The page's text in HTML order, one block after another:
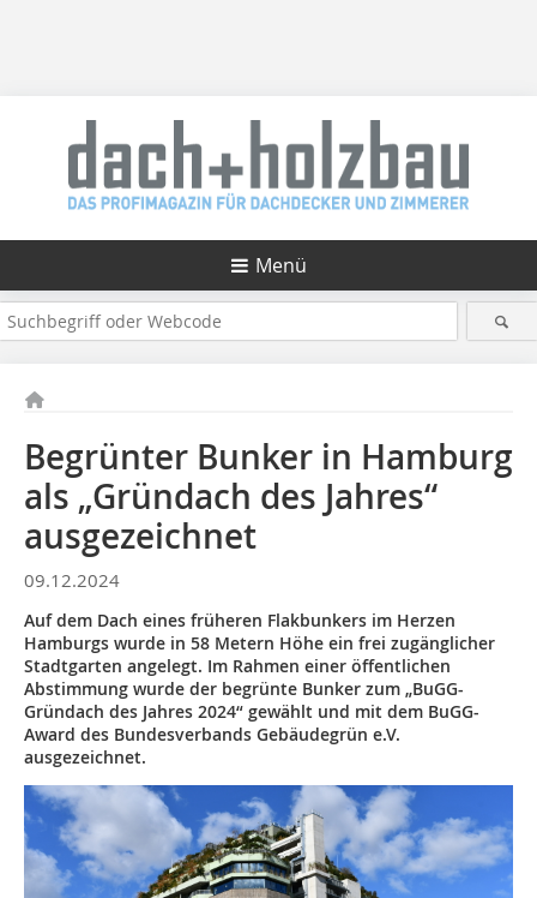
Menü
Begrünter Bunker in Hamburg
als „Gründach des Jahres“
ausgezeichnet
09.12.2024
Auf dem Dach eines früheren Flakbunkers im Herzen
Hamburgs wurde in 58 Metern Höhe ein frei zugänglicher
Stadtgarten angelegt. Im Rahmen einer öffentlichen
Abstimmung wurde der begrünte Bunker zum „BuGG-
Gründach des Jahres 2024“ gewählt und mit dem BuGG-
Award des Bundesverbands Gebäudegrün e.V.
ausgezeichnet.